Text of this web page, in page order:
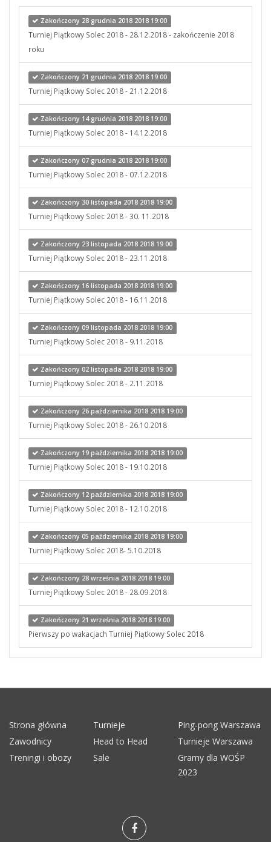
Zakończony 28 grudnia 2018 2018 19:00
Turniej Piątkowy Solec 2018 - 28.12.2018 - zakończenie 2018
roku
Zakończony 21 grudnia 2018 2018 19:00
Turniej Piątkowy Solec 2018 - 21.12.2018
Zakończony 14 grudnia 2018 2018 19:00
Turniej Piątkowy Solec 2018 - 14.12.2018
Zakończony 07 grudnia 2018 2018 19:00
Turniej Piątkowy Solec 2018 - 07.12.2018
Zakończony 30 listopada 2018 2018 19:00
Turniej Piątkowy Solec 2018 - 30. 11.2018
Zakończony 23 listopada 2018 2018 19:00
Turniej Piątkowy Solec 2018 - 23.11.2018
Zakończony 16 listopada 2018 2018 19:00
Turniej Piątkowy Solec 2018 - 16.11.2018
Zakończony 09 listopada 2018 2018 19:00
Turniej Piątkowy Solec 2018 - 9.11.2018
Zakończony 02 listopada 2018 2018 19:00
Turniej Piątkowy Solec 2018 - 2.11.2018
Zakończony 26 października 2018 2018 19:00
Turniej Piątkowy Solec 2018 - 26.10.2018
Zakończony 19 października 2018 2018 19:00
Turniej Piątkowy Solec 2018 - 19.10.2018
Zakończony 12 października 2018 2018 19:00
Turniej Piątkowy Solec 2018 - 12.10.2018
Zakończony 05 października 2018 2018 19:00
Turniej Piątkowy Solec 2018- 5.10.2018
Zakończony 28 września 2018 2018 19:00
Turniej Piątkowy Solec 2018 - 28.09.2018
Zakończony 21 września 2018 2018 19:00
Pierwszy po wakacjach Turniej Piątkowy Solec 2018
Strona główna Turnieje
Ping-pong Warszawa
Zawodnicy
Head to Head
Turnieje Warszawa
Treningi i obozy
Sale
Gramy dla WOŚP
2023